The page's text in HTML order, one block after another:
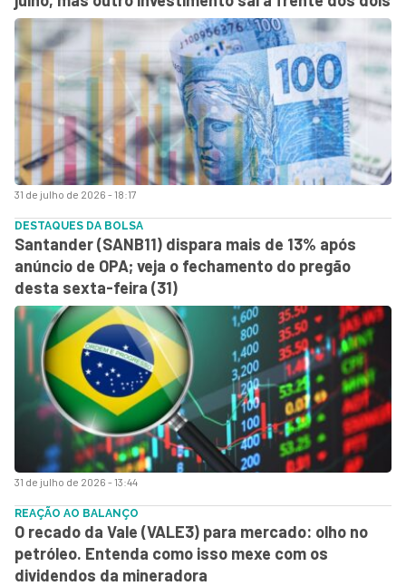
31 de julho de 2026 - 18:17
31 de julho de 2026 - 13:44
DESTAQUES DA BOLSA
Santander (SANB11) dispara mais de 13% após
anúncio de OPA; veja o fechamento do pregão
desta sexta-feira (31)
REAÇÃO AO BALANÇO
O recado da Vale (VALE3) para mercado: olho no
petróleo. Entenda como isso mexe com os
dividendos da mineradora